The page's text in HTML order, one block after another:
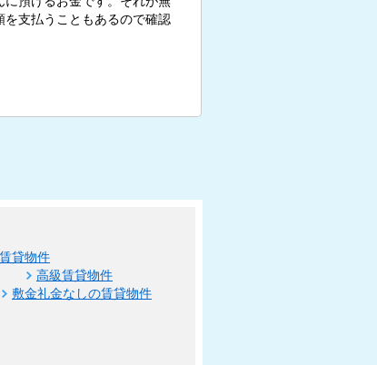
支払うこともあるので確認
貸物件
高級賃貸物件
敷金礼金なしの賃貸物件